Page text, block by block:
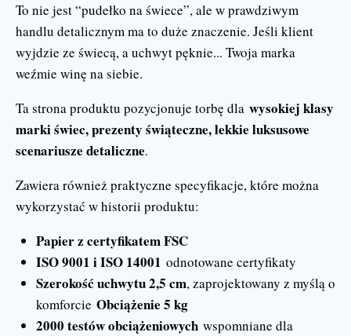
To nie jest “pudełko na świece”, ale w prawdziwym
handlu detalicznym ma to duże znaczenie. Jeśli klient
wyjdzie ze świecą, a uchwyt pęknie... Twoja marka
weźmie winę na siebie.
Ta strona produktu pozycjonuje torbę dla wysokiej klasy
marki świec, prezenty świąteczne, lekkie luksusowe
scenariusze detaliczne.
Zawiera również praktyczne specyfikacje, które można
wykorzystać w historii produktu:
Papier z certyfikatem FSC
ISO 9001 i ISO 14001 odnotowane certyfikaty
Szerokość uchwytu 2,5 cm, zaprojektowany z myślą o
komforcie Obciążenie 5 kg
2000 testów obciążeniowychwspomniane dla